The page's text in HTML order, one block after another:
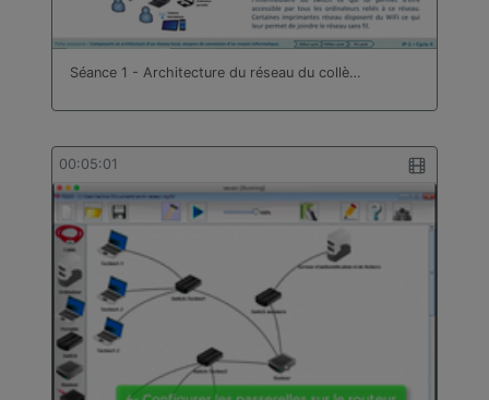
Séance 1 - Architecture du réseau du collè…
00:05:01